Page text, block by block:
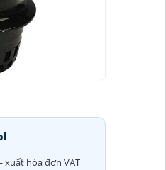
xuất hóa đơn VAT